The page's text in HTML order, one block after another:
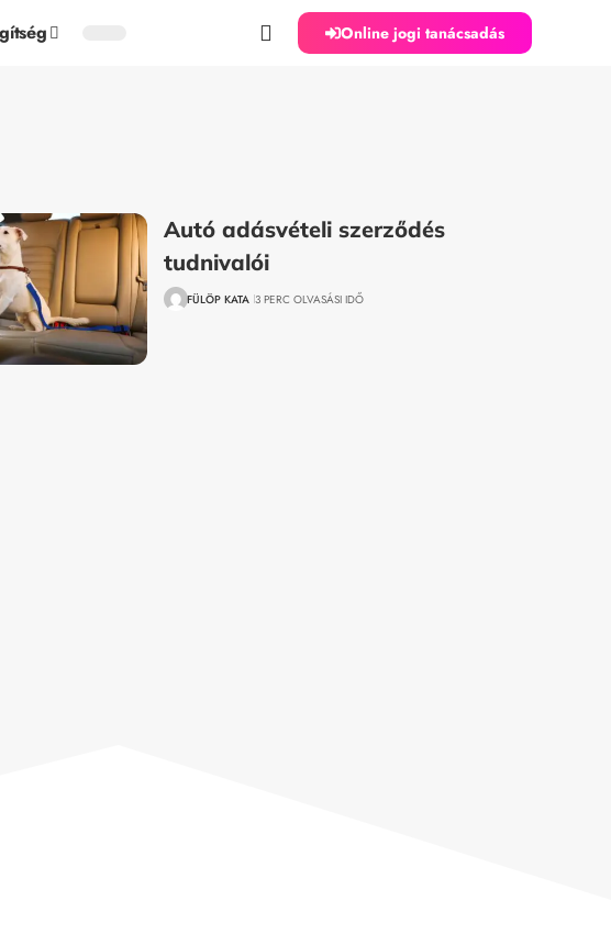
Online jogi tanácsadás
Autó adásvételi szerződés
tudnivalói
FÜLÖP KATA 3 PERC OLVASÁSI IDŐ